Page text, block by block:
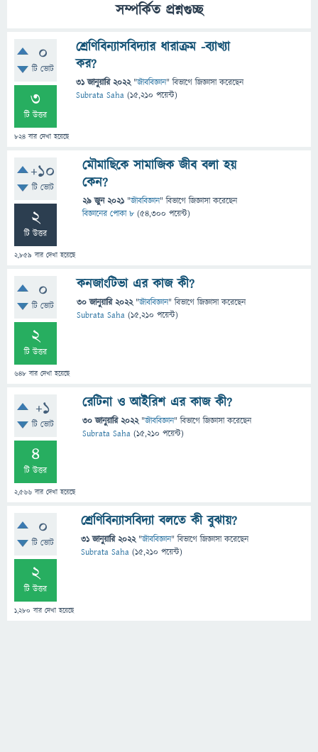
সম্পর্কিত প্রশ্নগুচ্ছ
0
টি ভোট
3
টি উত্তর
824 বার দেখা হয়েছে
শ্রেণিবিন্যাসবিদ্যার ধারাক্রম -ব্যাখ্যা
কর?
31 জানুয়ারি 2022 "জীববিজ্ঞান" বিভাগে জিজ্ঞাসাকরেছেন
Subrata Saha (15,210 পয়েন্ট)
+10
টি ভোট
2
টি উত্তর
2,859 বার দেখা হয়েছে
মৌমাছিকে সামাজিক জীব বলা হয়
কেন?
29 জুন 2021 "জীববিজ্ঞান" বিভাগে জিজ্ঞাসাকরেছেন
বিজ্ঞানের পোকা ৮ (54,300 পয়েন্ট)
0
টি ভোট
2
টি উত্তর
648 বার দেখা হয়েছে
কনজাংটিভা এর কাজ কী?
30 জানুয়ারি 2022 "জীববিজ্ঞান" বিভাগে জিজ্ঞাসাকরেছেন
Subrata Saha (15,210 পয়েন্ট)
+1
টি ভোট
4
টি উত্তর
2,566 বার দেখা হয়েছে
রেটিনা ও আইরিশ এর কাজ কী?
30 জানুয়ারি 2022 "জীববিজ্ঞান" বিভাগে জিজ্ঞাসাকরেছেন
Subrata Saha (15,210 পয়েন্ট)
0
টি ভোট
2
টি উত্তর
1,280 বার দেখা হয়েছে
শ্রেণিবিন্যাসবিদ্যা বলতে কী বুঝায়?
31 জানুয়ারি 2022 "জীববিজ্ঞান" বিভাগে জিজ্ঞাসাকরেছেন
Subrata Saha (15,210 পয়েন্ট)